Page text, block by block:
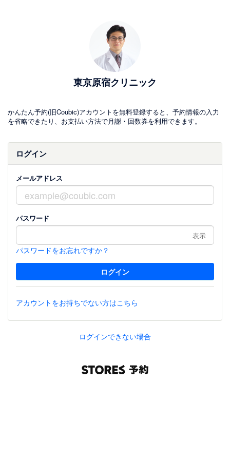
東京原宿クリニック
かんたん予約(旧Coubic)アカウントを無料登録すると、予約情報の入力
を省略できたり、お支払い方法で月謝・回数券を利用できます。
ログイン
メールアドレス
パスワード
表示
パスワードをお忘れですか？
アカウントをお持ちでない方はこちら
ログインできない場合